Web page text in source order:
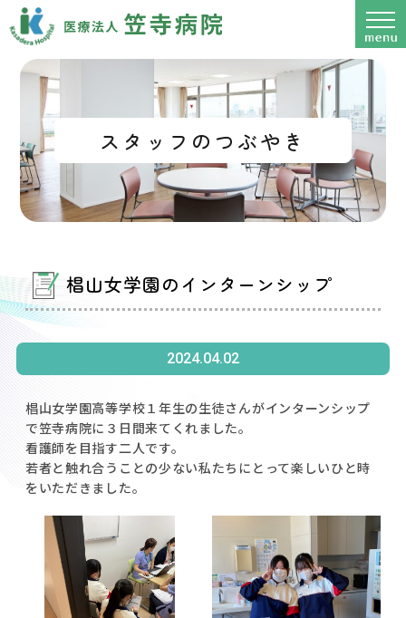
スタッフのつぶやき
椙山女学園のインターンシップ
2024.04.02
椙山女学園高等学校１年生の生徒さんがインターンシップ
で笠寺病院に３日間来てくれました。
看護師を目指す二人です。
若者と触れ合うことの少ない私たちにとって楽しいひと時
をいただきました。